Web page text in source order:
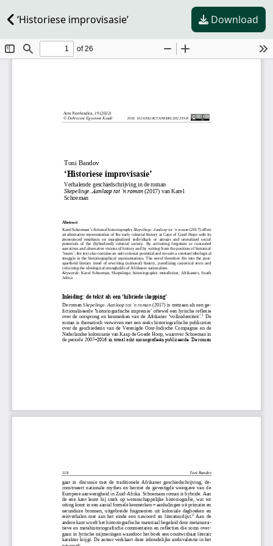
‘Historiese improvisasie’ Download